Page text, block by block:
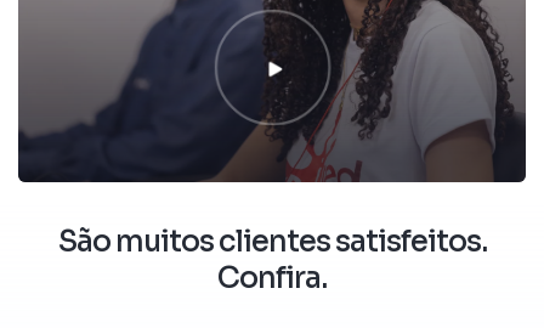
São muitos clientes satisfeitos.
Confira.